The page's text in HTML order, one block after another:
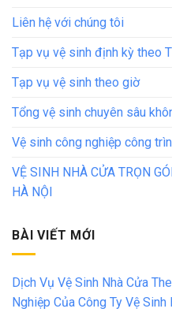
Liên hệ với chúng tôi
Tạp vụ vệ sinh định kỳ theo
Tạp vụ vệ sinh theo giờ
Tổng vệ sinh chuyên sâu
Vệ sinh công nghiệp công
VỆ SINH NHÀ CỬA TRỌN
HÀ NỘI
BÀI VIẾT MỚI
Dịch Vụ Vệ Sinh Nhà Cửa
Nghiệp Của Công Ty Vệ Sinh